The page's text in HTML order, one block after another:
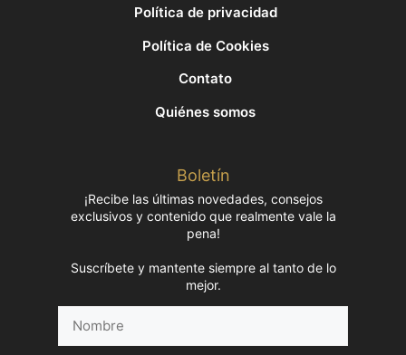
Política de privacidad
Política de Cookies
Contato
Quiénes somos
Boletín
¡Recibe las últimas novedades, consejos
exclusivos y contenido que realmente vale la
pena!
Suscríbete y mantente siempre al tanto de lo
mejor.